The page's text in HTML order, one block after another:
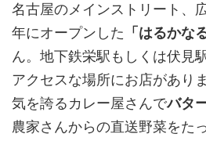
名古屋のメインストリート、
年にオープンした 「はるかな
ん。地下鉄栄駅もしくは伏見
アクセスな場所にお店があり
気を誇るカレー屋さんでバタ
農家さんからの直送野菜をた